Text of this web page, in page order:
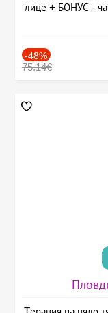
лице + БОНУС -
-48%
75.14€